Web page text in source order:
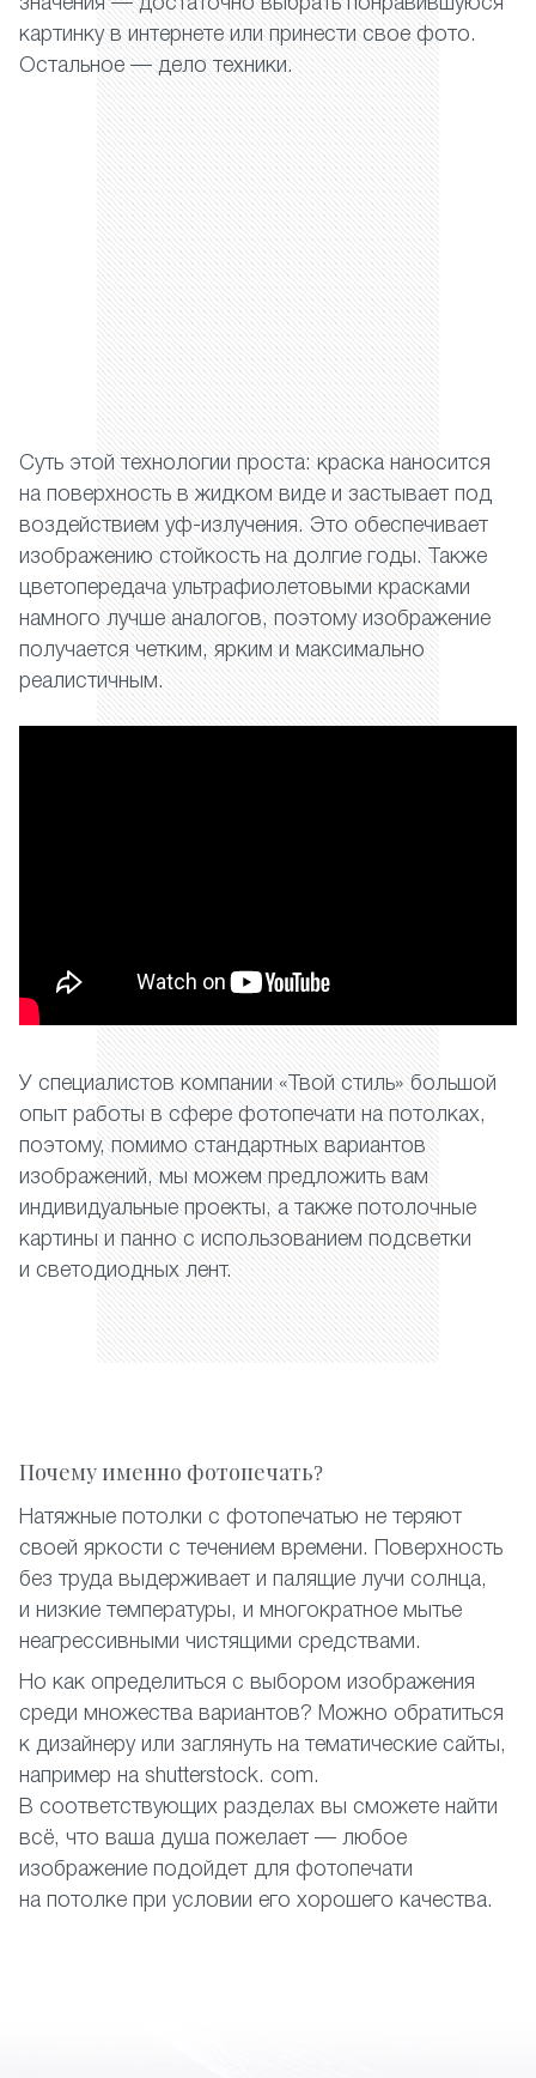
картинку в интернете или принести свое фото.
Остальное — дело техники.
Суть этой технологии проста: краска наносится
на поверхность в жидком виде и застывает под
воздействием уф-излучения. Это обеспечивает
изображению стойкость на долгие годы. Также
цветопередача ультрафиолетовыми красками
намного лучше аналогов, поэтому изображение
получается четким, ярким и максимально
реалистичным.
У специалистов компании «Твой стиль» большой
опыт работы в сфере фотопечати на потолках,
поэтому, помимо стандартных вариантов
изображений, мы можем предложить вам
индивидуальные проекты, а также потолочные
картины и панно с использованием подсветки
и светодиодных лент.
Почему именно фотопечать?
Натяжные потолки с фотопечатью не теряют
своей яркости с течением времени. Поверхность
без труда выдерживает и палящие лучи солнца,
и низкие температуры, и многократное мытье
неагрессивными чистящими средствами.
Но как определиться с выбором изображения
среди множества вариантов? Можно обратиться
к дизайнеру или заглянуть на тематические сайты,
например на shutterstock. com.
В соответствующих разделах вы сможете найти
всё, что ваша душа пожелает — любое
изображение подойдет для фотопечати
на потолке при условии его хорошего качества.